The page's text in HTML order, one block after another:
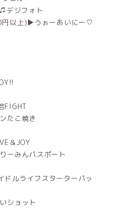
デジフォト
以上)▶︎うぉーあいにー♡
FIGHT
たこ焼き
＆JOY
ーみんパスポート
ルライフスターターパッ
ショット